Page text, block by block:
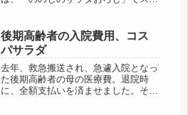
く切り、少しだけ塩でしんなりその間
にドレッシング作り。材料は少ないの
で...
後期高齢者の入院費用、コス
パサラダ
去年、救急搬送され、急遽入院となっ
た後期高齢者の母の医療費。退院時
に、全額支払いを済ませました。その